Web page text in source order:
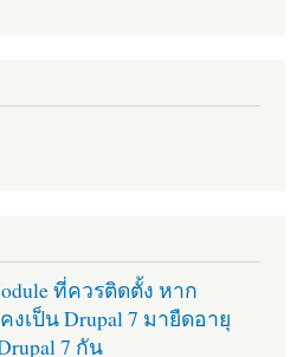
ที่ควรติดตั้ง หาก
เป็น Drupal 7 มายืดอายุ
7 กัน